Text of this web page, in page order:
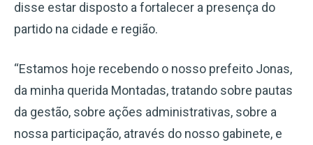
disse estar disposto a fortalecer a presença do
partido na cidade e região.
“Estamos hoje recebendo o nosso prefeito Jonas,
da minha querida Montadas, tratando sobre pautas
da gestão, sobre ações administrativas, sobre a
nossa participação, através do nosso gabinete, e